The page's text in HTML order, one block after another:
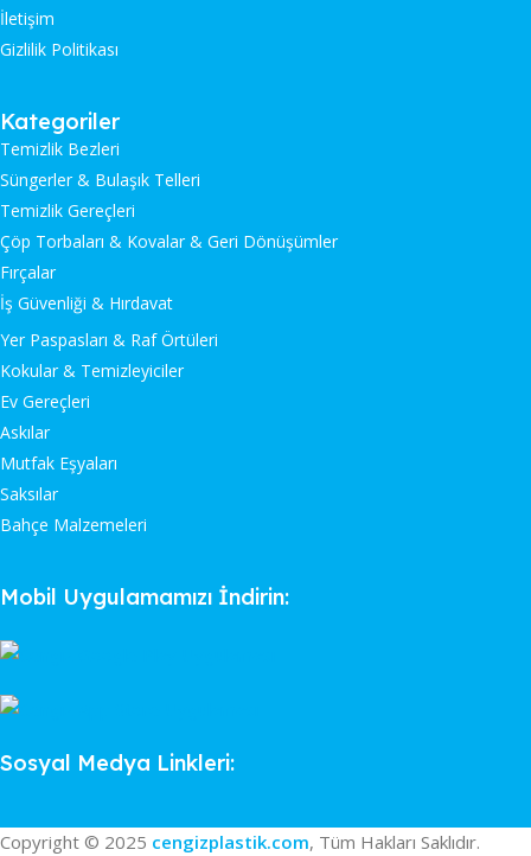
İletişim
Gizlilik Politikası
Kategoriler
Temizlik Bezleri
Süngerler & Bulaşık Telleri
Temizlik Gereçleri
Çöp Torbaları & Kovalar & Geri Dönüşümler
Fırçalar
İş Güvenliği & Hırdavat
Yer Paspasları & Raf Örtüleri
Kokular & Temizleyiciler
Ev Gereçleri
Askılar
Mutfak Eşyaları
Saksılar
Bahçe Malzemeleri
Mobil Uygulamamızı İndirin:
Sosyal Medya Linkleri:
Copyright © 2025 cengizplastik.com, Tüm Hakları Saklıdır.